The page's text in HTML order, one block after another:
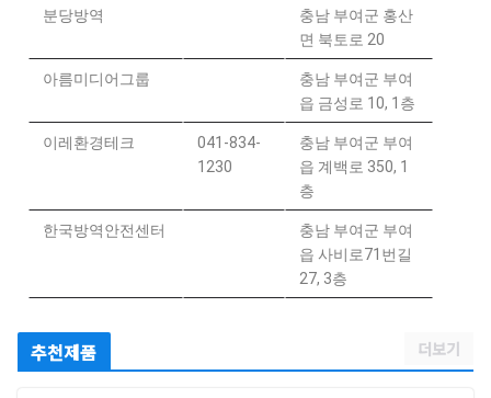
분당방역
충남 부여군 홍산
면 북토로 20
아름미디어그룹
충남 부여군 부여
읍 금성로 10, 1층
이레환경테크
041-834-
1230
충남 부여군 부여
읍 계백로 350, 1
층
한국방역안전센터
충남 부여군 부여
읍 사비로71번길
27, 3층
추천제품 더보기